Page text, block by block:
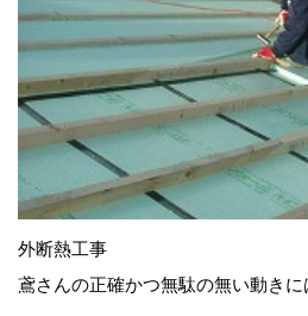
外断熱工事
鳶さんの正確かつ無駄の無い動き